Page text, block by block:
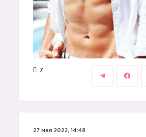
7
27 мая 2022, 14:48